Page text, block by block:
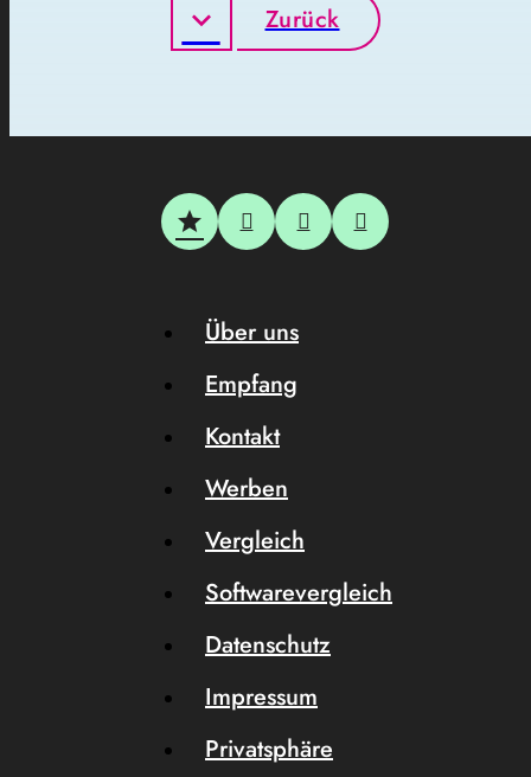
Zurück
Über uns
Empfang
Kontakt
Werben
Vergleich
Softwarevergleich
Datenschutz
Impressum
Privatsphäre